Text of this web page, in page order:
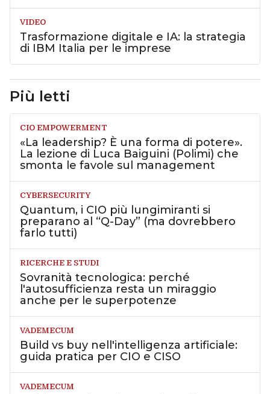
VIDEO
Trasformazione digitale e IA: la strategia
di IBM Italia per le imprese
Più letti
CIO EMPOWERMENT
«La leadership? È una forma di potere».
La lezione di Luca Baiguini (Polimi) che
smonta le favole sul management
CYBERSECURITY
Quantum, i CIO più lungimiranti si
preparano al “Q-Day” (ma dovrebbero
farlo tutti)
RICERCHE E STUDI
Sovranità tecnologica: perché
l'autosufficienza resta un miraggio
anche per le superpotenze
VADEMECUM
Build vs buy nell'intelligenza artificiale:
guida pratica per CIO e CISO
VADEMECUM